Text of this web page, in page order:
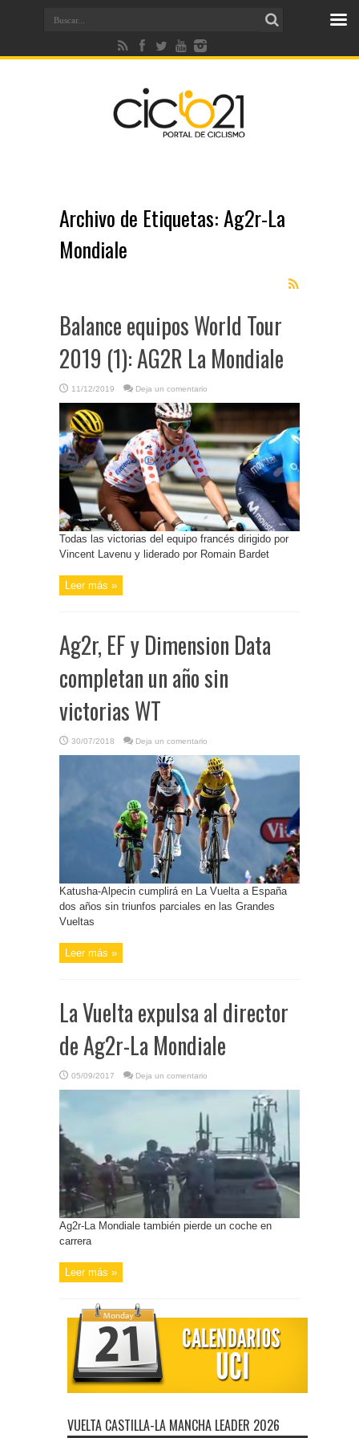
Archivo de Etiquetas:Ag2r-La
Mondiale
Balance equipos World Tour
2019 (1): AG2R La Mondiale
11/12/2019 Deja un comentario
Todas las victorias del equipo francés dirigido por
Vincent Lavenu y liderado por Romain Bardet
Leer más »
Ag2r, EF y Dimension Data
completan un año sin
victorias WT
30/07/2018 Deja un comentario
Katusha-Alpecin cumplirá en La Vuelta a España
dos años sin triunfos parciales en las Grandes
Vueltas
Leer más »
La Vuelta expulsa al director
de Ag2r-La Mondiale
05/09/2017 Deja un comentario
Ag2r-La Mondiale también pierde un coche en
carrera
Leer más »
VUELTA CASTILLA-LA MANCHA LEADER 2026